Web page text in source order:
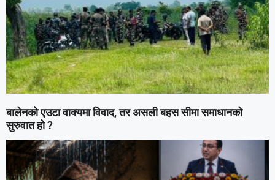
बालेनको एउटा वाक्यमा विवाद, तर असली बहस सीमा समाधानको
सुरुवात हो ?